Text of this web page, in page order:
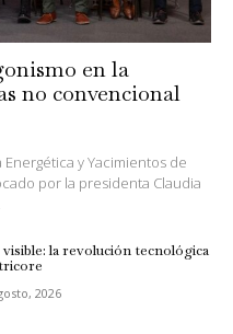
en la
no convencional
y Yacimientos de
por la presidenta Claudia
visible: la revolución tecnológica
2026